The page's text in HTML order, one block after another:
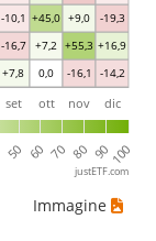
+7,8 0,0 -16,1 -14,2
-16,7 +7,2 +55,3 +16,9
-10,1 +45,0 +9,0 -19,3
50 60 70 80 90 100
set ott nov dic
justETF.com
Immagine